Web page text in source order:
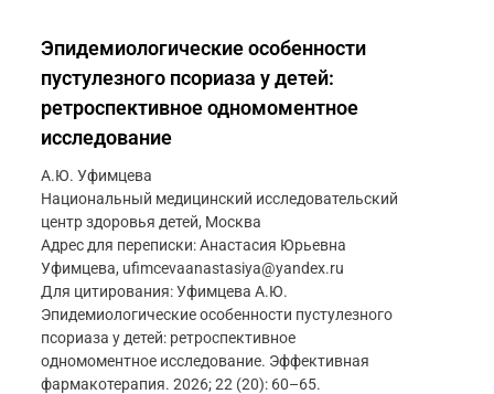
Эпидемиологические особенности
пустулезного псориаза у детей:
ретроспективное одномоментное
исследование
А.Ю. Уфимцева
Национальный медицинский исследовательский
центр здоровья детей, Москва
Адрес для переписки: Анастасия Юрьевна
Уфимцева, ufimcevaanastasiya@yandex.ru
Для цитирования: Уфимцева А.Ю.
Эпидемиологические особенности пустулезного
псориаза у детей: ретроспективное
одномоментное исследование. Эффективная
фармакотерапия. 2026; 22 (20): 60–65.